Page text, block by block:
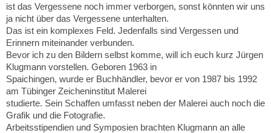
ist das Vergessene noch immer verborgen, sonst könnten wir uns
ja nicht über das Vergessene unterhalten.
Das ist ein komplexes Feld. Jedenfalls sind Vergessen und
Erinnern miteinander verbunden.
Bevor ich zu den Bildern selbst komme, will ich euch kurz Jürgen
Klugmann vorstellen. Geboren 1963 in
Spaichingen, wurde er Buchhändler, bevor er von 1987 bis 1992
am Tübinger Zeicheninstitut Malerei
studierte. Sein Schaffen umfasst neben der Malerei auch noch die
Grafik und die Fotografie.
Arbeitsstipendien und Symposien brachten Klugmann an alle